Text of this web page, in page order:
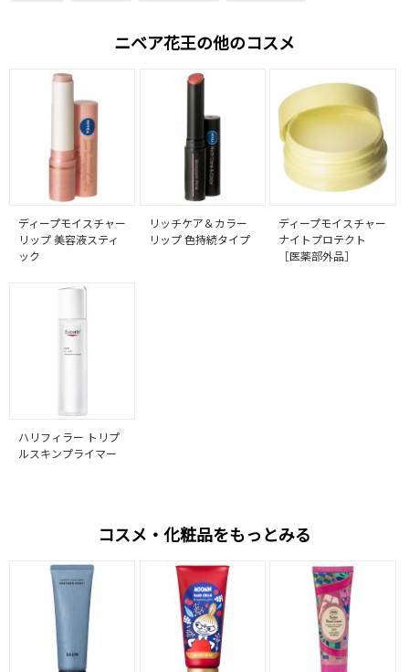
ニベア花王の他のコスメ
ディープモイスチャー
リップ 美容液スティ
ック
リッチケア＆カラー
リップ 色持続タイプ
ディープモイスチャー
ナイトプロテクト
［医薬部外品］
ハリフィラー トリプ
ルスキンプライマー
コスメ・化粧品をもっとみる